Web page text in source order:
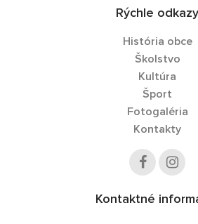
Rýchle odkazy
História obce
Školstvo
Kultúra
Šport
Fotogaléria
Kontakty
Kontaktné